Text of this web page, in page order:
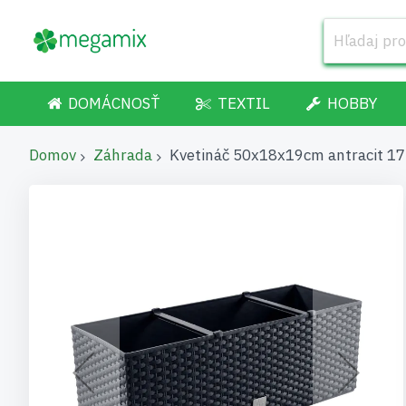
DOMÁCNOSŤ TEXTIL HOBBY
Domov Záhrada Kvetináč 50x18x19cm antracit